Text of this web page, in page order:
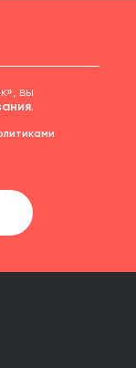
вы
.